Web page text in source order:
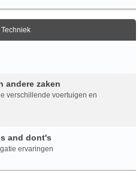
Techniek
andere zaken
verschillende voertuigen en
and dont's
ervaringen